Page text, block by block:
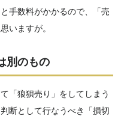
手数料がかかるので、「売
いますが。
別のもの
「狼狽売り」をしてしまう
断として行なうべき「損切